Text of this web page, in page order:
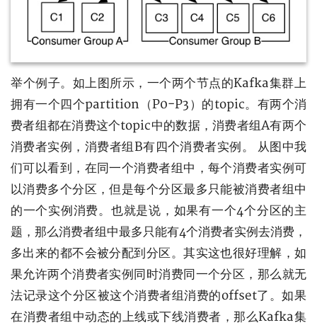
举个例子。如上图所示，一个两个节点的Kafka集群上
拥有一个四个partition（P0-P3）的topic。有两个消
费者组都在消费这个topic中的数据，消费者组A有两个
消费者实例，消费者组B有四个消费者实例。 从图中我
们可以看到，在同一个消费者组中，每个消费者实例可
以消费多个分区，但是每个分区最多只能被消费者组中
的一个实例消费。也就是说，如果有一个4个分区的主
题，那么消费者组中最多只能有4个消费者实例去消费，
多出来的都不会被分配到分区。其实这也很好理解，如
果允许两个消费者实例同时消费同一个分区，那么就无
法记录这个分区被这个消费者组消费的offset了。如果
在消费者组中动态的上线或下线消费者，那么Kafka集